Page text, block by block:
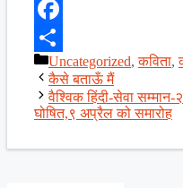
X
Facebook
Share
Categories
Uncategorized,कविता,
कैसे बताऊँ मैं
वैश्विक हिंदी-सेवा
घोषित,९ अप्रैल को समारोह